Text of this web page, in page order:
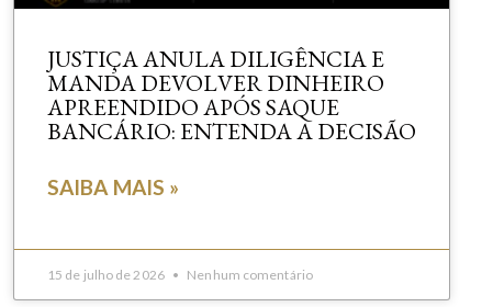
JUSTIÇA ANULA DILIGÊNCIA E
MANDA DEVOLVER DINHEIRO
APREENDIDO APÓS SAQUE
BANCÁRIO: ENTENDA A DECISÃO
SAIBA MAIS »
15 de julho de 2026 Nenhum comentário